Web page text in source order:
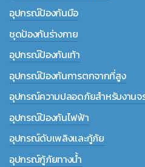
อุปกรณ์ป้องกันมือ
ชุดป้องกันร่างกาย
อุปกรณ์ป้องกันเท้า
อุปกรณ์ป้องกันการตกจากที่สูง
อุปกรณ์ความปลอดภัยสำหรับงานจ
อุปกรณ์ป้องกันไฟฟ้า
อุปกรณ์ดับเพลิงและกู้ภัย
อุปกรณ์กู้ภัยทางน้ำ